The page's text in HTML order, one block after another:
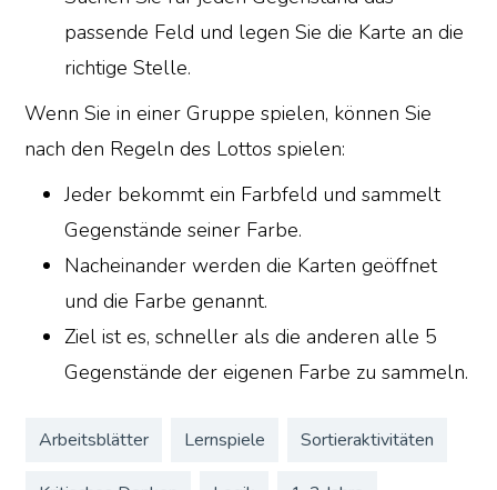
passende Feld und legen Sie die Karte an die
richtige Stelle.
Wenn Sie in einer Gruppe spielen, können Sie
nach den Regeln des Lottos spielen:
Jeder bekommt ein Farbfeld und sammelt
Gegenstände seiner Farbe.
Nacheinander werden die Karten geöffnet
und die Farbe genannt.
Ziel ist es, schneller als die anderen alle 5
Gegenstände der eigenen Farbe zu sammeln.
Arbeitsblätter Lernspiele Sortieraktivitäten